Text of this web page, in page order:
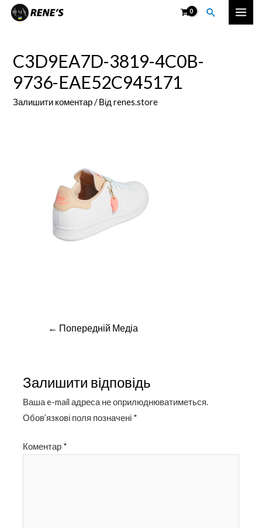
Перейти
Пошук
Main
C3D9EA7D-3819-4C0B-
9736-EAE52C945171
Залишити коментар / Відrenes.store
Навігація
← Попередній Медіа
Залишити відповідь
Ваша e-mail адреса не оприлюднюватиметься.
Обов’язкові поля позначені *
Коментар *